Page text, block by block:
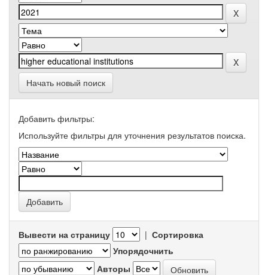
Начать новый поиск
Добавить фильтры:
Используйте фильтры для уточнения результатов поиска.
Вывести на страницу | Сортировка
Упорядочнить
Авторы